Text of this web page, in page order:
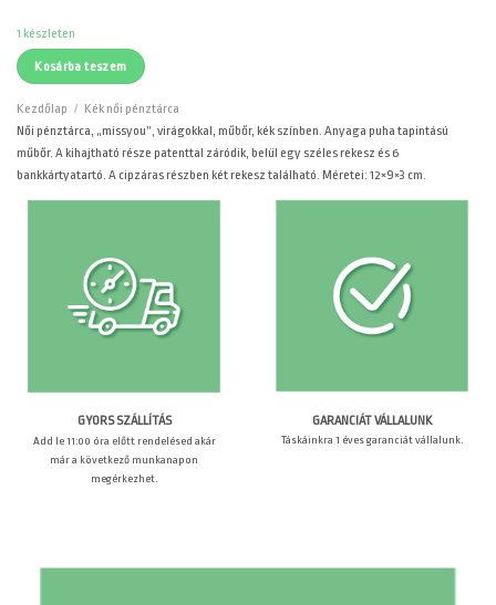
1 készleten
Kosárba teszem
Kezdőlap / Kék női pénztárca
Női pénztárca, „missyou”, virágokkal, műbőr, kék színben. Anyaga puha tapintású
műbőr. A kihajtható része patenttal záródik, belül egy széles rekesz és 6
bankkártyatartó. A cipzáras részben két rekesz található. Méretei: 12×9×3 cm.
GYORS SZÁLLÍTÁS
Add le 11:00 óra előtt rendelésed akár
már a következő munkanapon
megérkezhet.
GARANCIÁT VÁLLALUNK
Táskáinkra 1 éves garanciát vállalunk.